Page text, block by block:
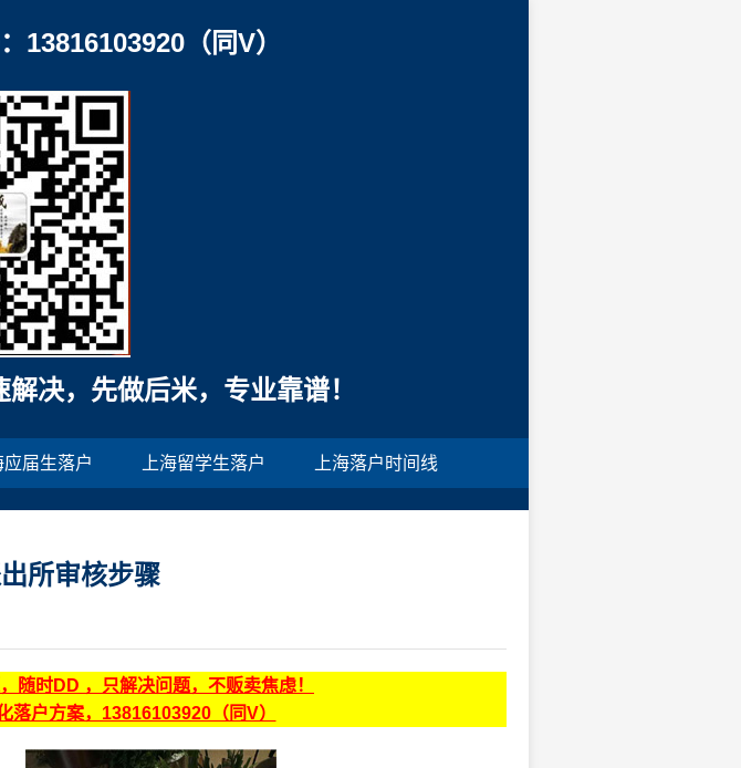
13816103920（同V）
决，先做后米，专业靠谱！
应届生落户 上海留学生落户 上海落户时间线
所审核步骤
随时DD ，只解决问题，不贩卖焦虑！
户方案，13816103920（同V）